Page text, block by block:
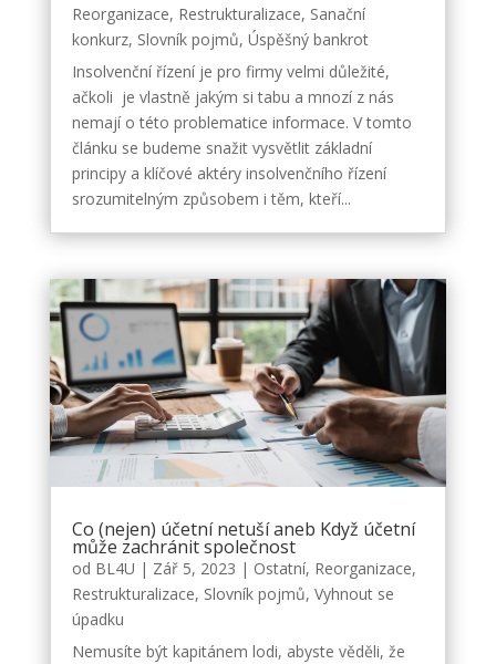
Reorganizace, Restrukturalizace, Sanační
konkurz, Slovník pojmů, Úspěšný bankrot
Insolvenční řízení je pro firmy velmi důležité,
ačkoli je vlastně jakým si tabu a mnozí z nás
nemají o této problematice informace. V tomto
článku se budeme snažit vysvětlit základní
principy a klíčové aktéry insolvenčního řízení
srozumitelným způsobem i těm, kteří...
Co (nejen) účetní netuší aneb Když účetní
může zachránit společnost
od BL4U | Zář 5, 2023 | Ostatní, Reorganizace,
Restrukturalizace, Slovník pojmů, Vyhnout se
úpadku
Nemusíte být kapitánem lodi, abyste věděli, že